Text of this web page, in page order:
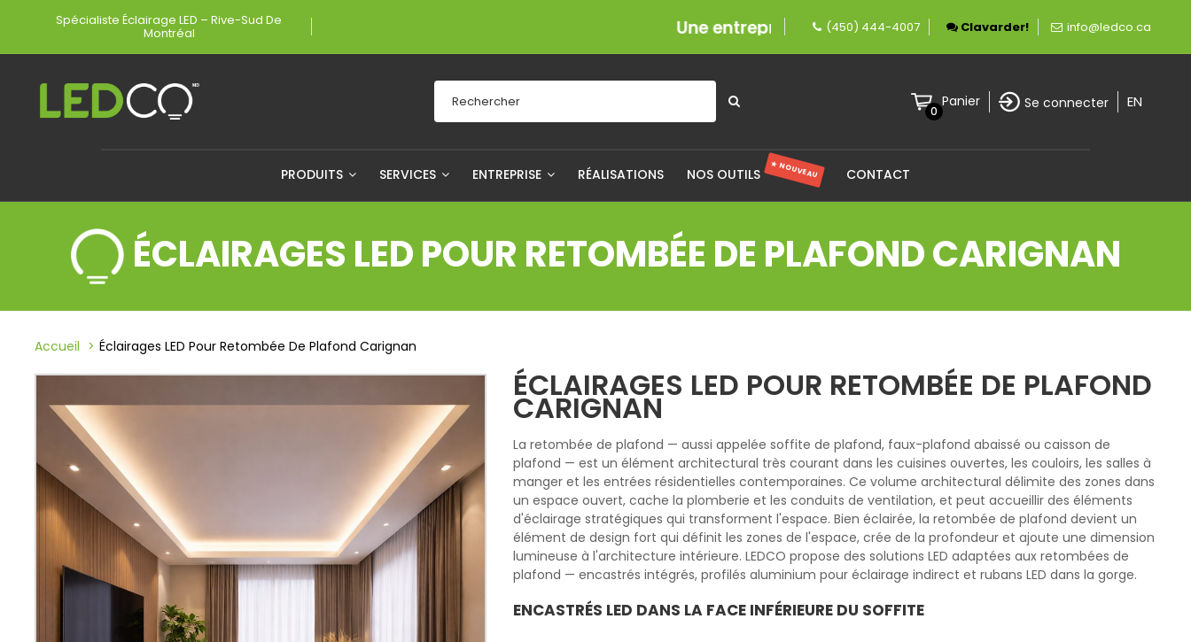
Spécialiste Éclairage LED – Rive-Sud De
Montréal Une entreprise fièrement canadienne spécialisée en éclairage LED.
(450) 444-4007 Clavarder! info@ledco.ca
0
Panier Se connecter EN
PRODUITS SERVICES ENTREPRISE RÉALISATIONS NOS OUTILS ★ NOUVEAU CONTACT
ÉCLAIRAGES LED POUR RETOMBÉE DE PLAFOND CARIGNAN
Accueil Éclairages LED Pour Retombée De Plafond Carignan
ÉCLAIRAGES LED POUR RETOMBÉE DE PLAFOND
CARIGNAN
La retombée de plafond — aussi appelée soffite de plafond, faux-plafond abaissé ou caisson de
plafond — est un élément architectural très courant dans les cuisines ouvertes, les couloirs, les salles à
manger et les entrées résidentielles contemporaines. Ce volume architectural délimite des zones dans
un espace ouvert, cache la plomberie et les conduits de ventilation, et peut accueillir des éléments
d'éclairage stratégiques qui transforment l'espace. Bien éclairée, la retombée de plafond devient un
élément de design fort qui définit les zones de l'espace, crée de la profondeur et ajoute une dimension
lumineuse à l'architecture intérieure. LEDCO propose des solutions LED adaptées aux retombées de
plafond — encastrés intégrés, profilés aluminium pour éclairage indirect et rubans LED dans la gorge.
ENCASTRÉS LED DANS LA FACE INFÉRIEURE DU SOFFITE